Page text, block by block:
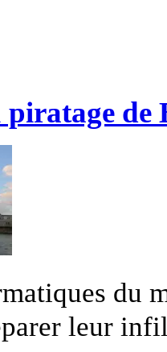
piratage de
du
leur